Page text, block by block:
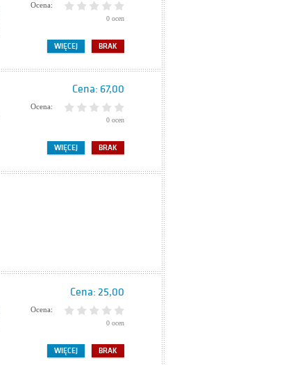
Ocena:
0 ocen
BRAK
WIĘCEJ
Cena: 67,00
Ocena:
0 ocen
BRAK
WIĘCEJ
Cena: 25,00
Ocena:
0 ocen
BRAK
WIĘCEJ